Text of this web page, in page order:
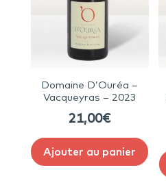
Domaine D’Ouréa –
Vacqueyras – 2023
21,00€
Ajouter au panier